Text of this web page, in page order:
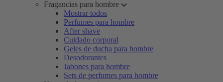
Fragancias para hombre
Mostrar todos
Perfumes para hombre
After shave
Cuidado corporal
Geles de ducha para hombre
Desodorantes
Jabones para hombre
Sets de perfumes para hombre